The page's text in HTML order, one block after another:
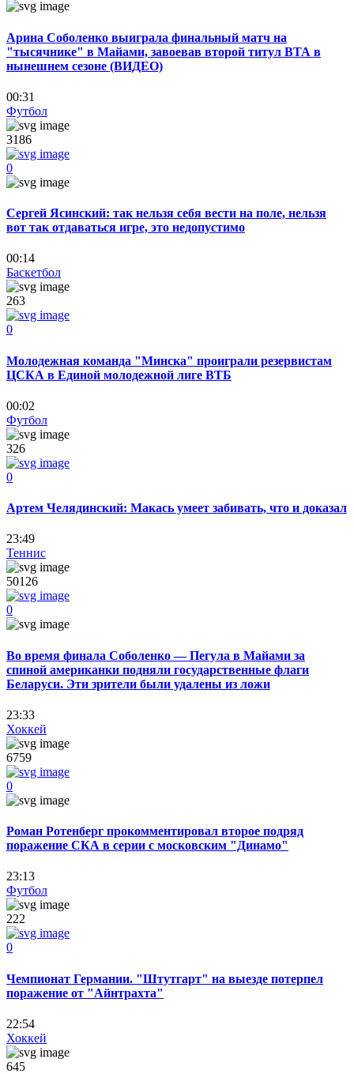
Арина Соболенко выиграла финальный матч на
"тысячнике" в Майами, завоевав второй титул ВТА в
нынешнем сезоне (ВИДЕО)
00:31
Футбол
3186
0
Сергей Ясинский: так нельзя себя вести на поле, нельзя
вот так отдаваться игре, это недопустимо
00:14
Баскетбол
263
0
Молодежная команда "Минска" проиграли резервистам
ЦСКА в Единой молодежной лиге ВТБ
00:02
Футбол
326
0
Артем Челядинский: Макась умеет забивать, что и доказал
23:49
Теннис
50126
0
Во время финала Соболенко — Пегула в Майами за
спиной американки подняли государственные флаги
Беларуси. Эти зрители были удалены из ложи
23:33
Хоккей
6759
0
Роман Ротенберг прокомментировал второе подряд
поражение СКА в серии с московским "Динамо"
23:13
Футбол
222
0
Чемпионат Германии. "Штутгарт" на выезде потерпел
поражение от "Айнтрахта"
22:54
Хоккей
645